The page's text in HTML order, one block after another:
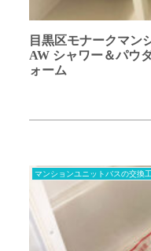
目黒区モナークマン
AW シャワー＆パウ
ォーム
マンションユニットバスの交換